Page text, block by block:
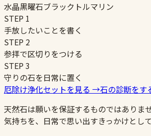
水晶黒曜石ブラックトルマリン
STEP 1
手放したいことを書く
STEP 2
参拝で区切りをつける
STEP3
守りの石を日常に置く
厄除け浄化セットを見る →石の診断をす
天然石は願いを保証するものではありま
気持ちを、日常で思い出すきっかけとし